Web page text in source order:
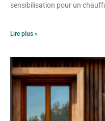
sensibilisation pour un
Lire plus »